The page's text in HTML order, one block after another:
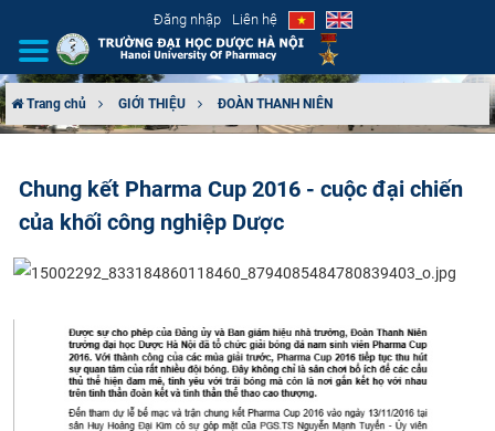
Đăng nhập Liên hệ
CƠ CẤU TỔ CHỨC
TUYỂN SINH
ĐẢM BẢO CHẤT LƯỢNG
KHOA HỌC CÔNG NGHỆ
Trang chủ GIỚI THIỆU ĐOÀN THANH NIÊN
Chung kết Pharma Cup 2016 - cuộc đại chiến
của khối công nghiệp Dược